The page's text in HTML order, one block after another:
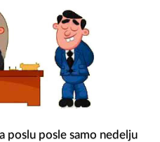
poslu posle samo nedelju